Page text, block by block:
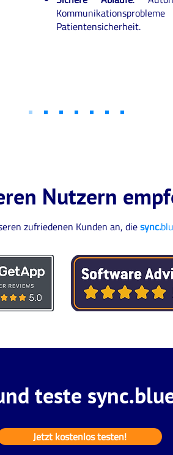
Patientensicherheit.
Nutzern
zufriedenen Kunden an, diesync.
teste
Jetzt kostenlos testen!